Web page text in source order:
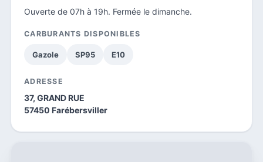
Ouverte de 07h à 19h. Fermée le dimanche.
CARBURANTS DISPONIBLES
Gazole SP95 E10
ADRESSE
37, GRAND RUE
57450 Farébersviller